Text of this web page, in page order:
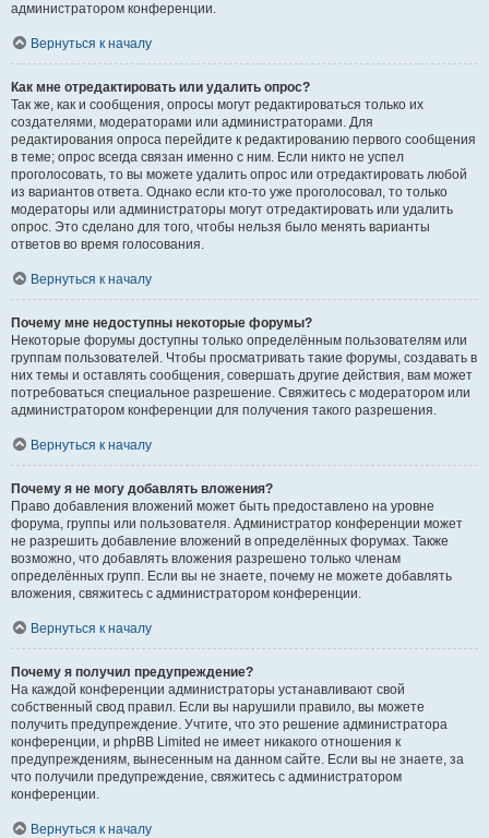
администратором конференции.
Вернуться к началу
Как мне отредактировать или удалить опрос?
Так же, как и сообщения, опросы могут редактироваться только их
создателями, модераторами или администраторами. Для
редактирования опроса перейдите к редактированию первого сообщения
в теме; опрос всегда связан именно с ним. Если никто не успел
проголосовать, то вы можете удалить опрос или отредактировать любой
из вариантов ответа. Однако если кто-то уже проголосовал, то только
модераторы или администраторы могут отредактировать или удалить
опрос. Это сделано для того, чтобы нельзя было менять варианты
ответов во время голосования.
Вернуться к началу
Почему мне недоступны некоторые форумы?
Некоторые форумы доступны только определённым пользователям или
группам пользователей. Чтобы просматривать такие форумы, создавать в
них темы и оставлять сообщения, совершать другие действия, вам может
потребоваться специальное разрешение. Свяжитесь с модератором или
администратором конференции для получения такого разрешения.
Вернуться к началу
Почему я не могу добавлять вложения?
Право добавления вложений может быть предоставлено на уровне
форума, группы или пользователя. Администратор конференции может
не разрешить добавление вложений в определённых форумах. Также
возможно, что добавлять вложения разрешено только членам
определённых групп. Если вы не знаете, почему не можете добавлять
вложения, свяжитесь с администратором конференции.
Вернуться к началу
Почему я получил предупреждение?
На каждой конференции администраторы устанавливают свой
собственный свод правил. Если вы нарушили правило, вы можете
получить предупреждение. Учтите, что это решение администратора
конференции, и phpBB Limited не имеет никакого отношения к
предупреждениям, вынесенным на данном сайте. Если вы не знаете, за
что получили предупреждение, свяжитесь с администратором
конференции.
Вернуться к началу